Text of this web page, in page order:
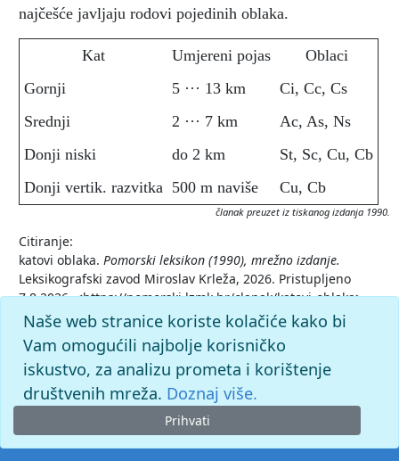
najčešće javljaju rodovi pojedinih oblaka.
Kat Umjereni pojas
Oblaci
Gornji
5 ··· 13 km
Ci, Cc, Cs
Srednji
2 ··· 7 km
Ac, As, Ns
Donji niski
do 2 km
St, Sc, Cu, Cb
Donji vertik. razvitka 500 m naviše Cu, Cb
članak preuzet iz tiskanog izdanja 1990.
Citiranje:
katovi oblaka. Pomorski leksikon (1990), mrežno izdanje.
Leksikografski zavod Miroslav Krleža, 2026. Pristupljeno
7.8.2026. <https://pomorski.lzmk.hr/clanak/katovi-oblaka>.
Naše web stranice koriste kolačiće kako bi
Vam omogućili najbolje korisničko
iskustvo, za analizu prometa i korištenje
društvenih mreža. Doznaj više.
Prihvati
© 2026. -Leksikografski zavodMiroslav Krleža